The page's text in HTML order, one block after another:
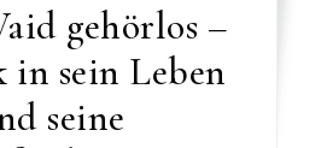
gehörlos –
sein Leben
seine